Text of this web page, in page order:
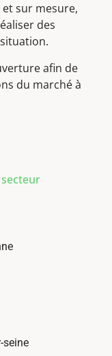
sur mesure,
des
afin de
du marché à
seine